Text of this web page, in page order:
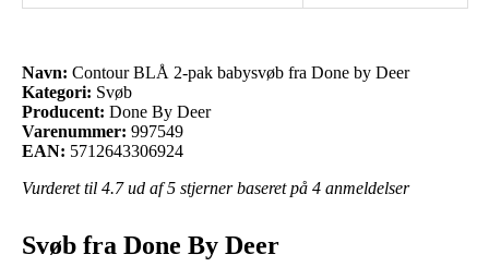
Navn: Contour BLÅ 2-pak babysvøb fra Done by Deer
Kategori: Svøb
Producent: Done By Deer
Varenummer: 997549
EAN: 5712643306924
Vurderet til 4.7ud af 5 stjerner baseret på 4 anmeldelser
Svøb fra Done By Deer